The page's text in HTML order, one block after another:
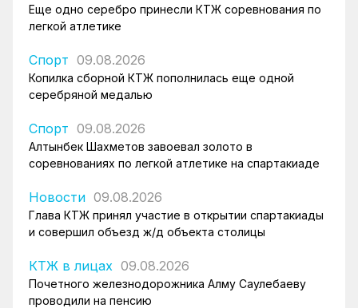
Еще одно серебро принесли КТЖ соревнования по
легкой атлетике
Спорт 09.08.2026
Копилка сборной КТЖ пополнилась еще одной
серебряной медалью
Спорт 09.08.2026
Алтынбек Шахметов завоевал золото в
соревнованиях по легкой атлетике на спартакиаде
Новости 09.08.2026
Глава КТЖ принял участие в открытии спартакиады
и совершил объезд ж/д объекта столицы
КТЖ в лицах 09.08.2026
Почетного железнодорожника Алму Саулебаеву
проводили на пенсию